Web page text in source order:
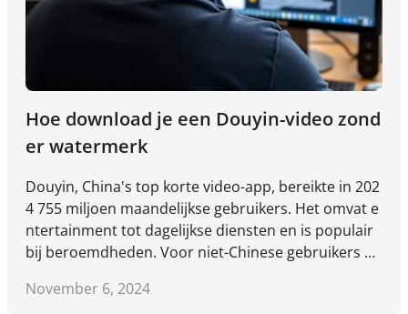
Hoe download je een Douyin-video zond
er watermerk
Douyin, China's top korte video-app, bereikte in 202
4 755 miljoen maandelijkse gebruikers. Het omvat e
ntertainment tot dagelijkse diensten en is populair
bij beroemdheden. Voor niet-Chinese gebruikers bi
n het downloaden van watermerkvrije video's.
November 6, 2024